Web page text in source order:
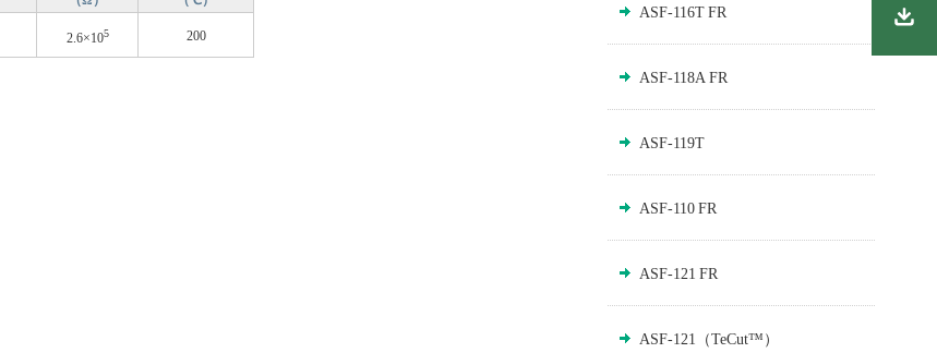
2.6×105 200
ASF-116T FR
ASF-118A FR
ASF-119T
ASF-110 FR
ASF-121 FR
ASF-121（TeCut™）